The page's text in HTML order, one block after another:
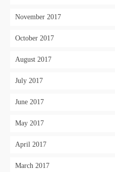
November 2017
October 2017
August 2017
July 2017
June 2017
May 2017
April 2017
March 2017